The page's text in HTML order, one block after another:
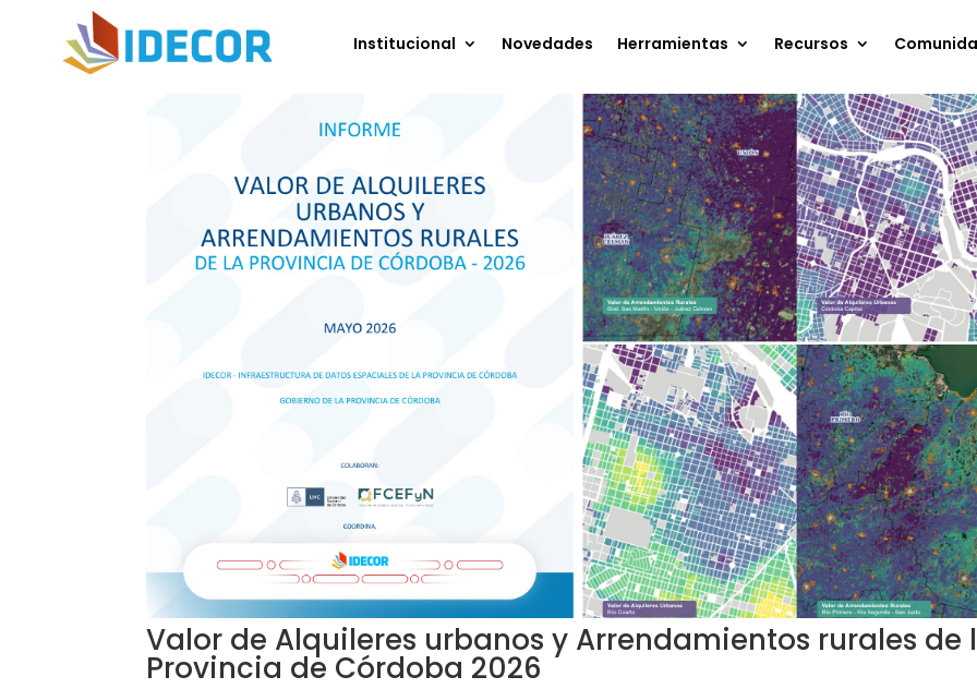
Institucional Novedades Herramientas Recursos
Valor de Alquileres urbanos y Arrendamientos rurales de
Provincia de Córdoba 2026